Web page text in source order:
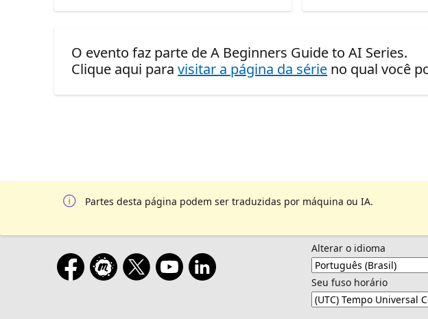
O evento faz parte de A Beginners Guide to AI Series.
Clique aqui paravisitar a página da série no qual você
Partes desta página podem ser traduzidas por máquina ou IA.
Alterar o idioma
Seu fuso horário